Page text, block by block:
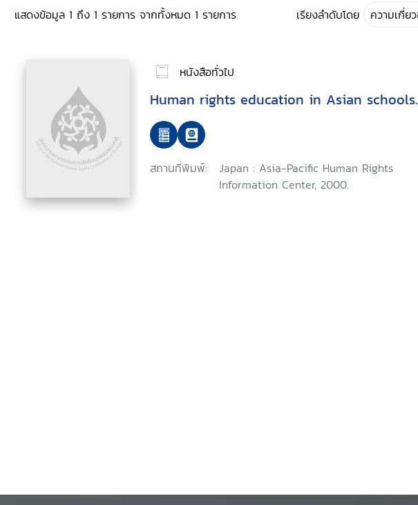
แสดงข้อมูล 1 ถึง 1 รายการ จากทั้งหมด 1 รายการ เรียงลำดับโดย
หนังสือทั่วไป
Human rights education in Asian schools.
สถานที่พิมพ์:
Japan : Asia-Pacific Human Rights
Information Center, 2000.